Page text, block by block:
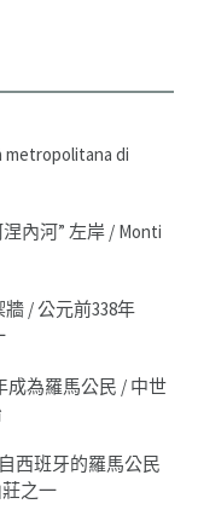
di
內河” 左岸 / Monti
/ 公元前338年
成為羅馬公民 / 中世
西班牙的羅馬公民
之一